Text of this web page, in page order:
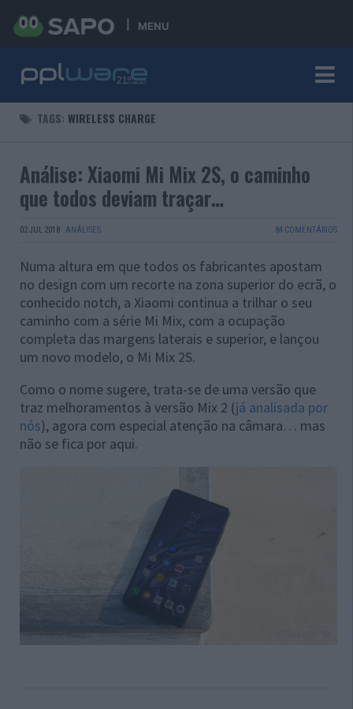
MENU
TAGS: WIRELESS CHARGE
Análise: Xiaomi Mi Mix 2S, o caminho
que todos deviam traçar…
02 JUL 2018 · ANÁLISES 84 COMENTÁRIOS
Numa altura em que todos os fabricantes apostam
no design com um recorte na zona superior do ecrã, o
conhecido notch, a Xiaomi continua a trilhar o seu
caminho com a série Mi Mix, com a ocupação
completa das margens laterais e superior, e lançou
um novo modelo, o Mi Mix 2S.
Como o nome sugere, trata-se de uma versão que
traz melhoramentos à versão Mix 2 (já analisada por
nós), agora com especial atenção na câmara… mas
não se fica por aqui.